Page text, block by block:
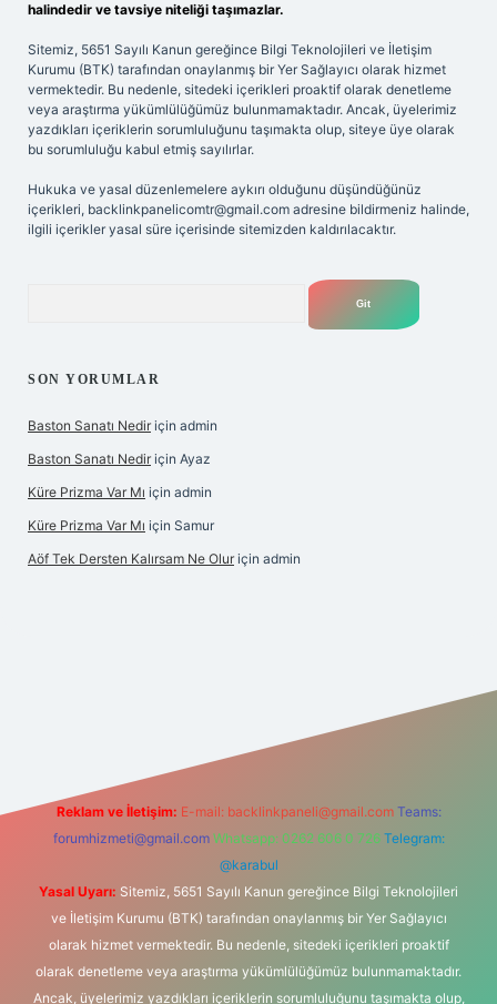
halindedir ve tavsiye niteliği taşımazlar.
Sitemiz, 5651 Sayılı Kanun gereğince Bilgi Teknolojileri ve İletişim
Kurumu (BTK) tarafından onaylanmış bir Yer Sağlayıcı olarak hizmet
vermektedir. Bu nedenle, sitedeki içerikleri proaktif olarak denetleme
veya araştırma yükümlülüğümüz bulunmamaktadır. Ancak, üyelerimiz
yazdıkları içeriklerin sorumluluğunu taşımakta olup, siteye üye olarak
bu sorumluluğu kabul etmiş sayılırlar.
Hukuka ve yasal düzenlemelere aykırı olduğunu düşündüğünüz
içerikleri, backlinkpanelicomtr@gmail.com adresine bildirmeniz halinde,
ilgili içerikler yasal süre içerisinde sitemizden kaldırılacaktır.
SON YORUMLAR
Baston Sanatı Nedir için admin
Baston Sanatı Nedir için Ayaz
Küre Prizma Var Mı için admin
Küre Prizma Var Mı için Samur
Aöf Tek Dersten Kalırsam Ne Olur için admin
Reklam ve İletişim: E-mail: backlinkpaneli@gmail.com Teams:
forumhizmeti@gmail.com Whatsapp: 0262 606 0 726 Telegram:
@karabul
Yasal Uyarı: Sitemiz, 5651 Sayılı Kanun gereğince Bilgi Teknolojileri
ve İletişim Kurumu (BTK) tarafından onaylanmış bir Yer Sağlayıcı
olarak hizmet vermektedir. Bu nedenle, sitedeki içerikleri proaktif
olarak denetleme veya araştırma yükümlülüğümüz bulunmamaktadır.
Ancak, üyelerimiz yazdıkları içeriklerin sorumluluğunu taşımakta olup,